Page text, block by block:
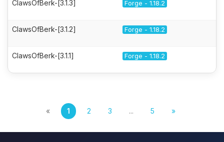
ClawsOfBerk-[3.1.3] Forge - 1.18.2
ClawsOfBerk-[3.1.2] Forge - 1.18.2
ClawsOfBerk-[3.1.1] Forge - 1.18.2
« 1 2 3 ... 5 »